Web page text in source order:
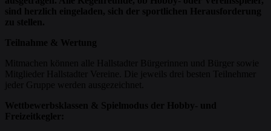
sind herzlich eingeladen, sich der sportlichen Herausforderung
zu stellen.
Teilnahme & Wertung
Mitmachen können alle Hallstadter Bürgerinnen und Bürger sowie
Mitglieder Hallstadter Vereine. Die jeweils drei besten Teilnehmer
jeder Gruppe werden ausgezeichnet.
Wettbewerbsklassen & Spielmodus der Hobby- und
Freizeitkegler: